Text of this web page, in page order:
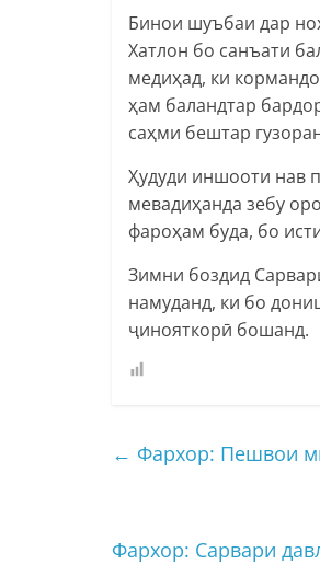
Бинои шуъбаи дар
Хатлон бо санъати
медиҳад, ки
ҳам баландтар
саҳми бештар
Ҳудуди иншооти нав
мевадиҳанда зебу
фароҳам буда, бо
Зимни боздид
намуданд, ки бо
ҷинояткорӣ бошанд.
← Фархор: Пешвои
Фархор: Сарвари